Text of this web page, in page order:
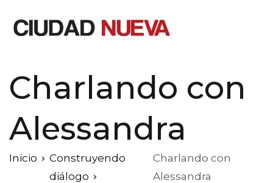
Charlando con
Alessandra
Inicio
Construyendo
diálogo
Charlando con
Alessandra